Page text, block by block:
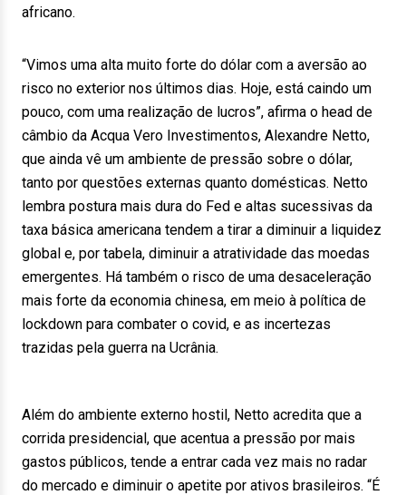
africano.
“Vimos uma alta muito forte do dólar com a aversão ao
risco no exterior nos últimos dias. Hoje, está caindo um
pouco, com uma realização de lucros”, afirma o head de
câmbio da Acqua Vero Investimentos, Alexandre Netto,
que ainda vê um ambiente de pressão sobre o dólar,
tanto por questões externas quanto domésticas. Netto
lembra postura mais dura do Fed e altas sucessivas da
taxa básica americana tendem a tirar a diminuir a liquidez
global e, por tabela, diminuir a atratividade das moedas
emergentes. Há também o risco de uma desaceleração
mais forte da economia chinesa, em meio à política de
lockdown para combater o covid, e as incertezas
trazidas pela guerra na Ucrânia.
Além do ambiente externo hostil, Netto acredita que a
corrida presidencial, que acentua a pressão por mais
gastos públicos, tende a entrar cada vez mais no radar
do mercado e diminuir o apetite por ativos brasileiros. “É